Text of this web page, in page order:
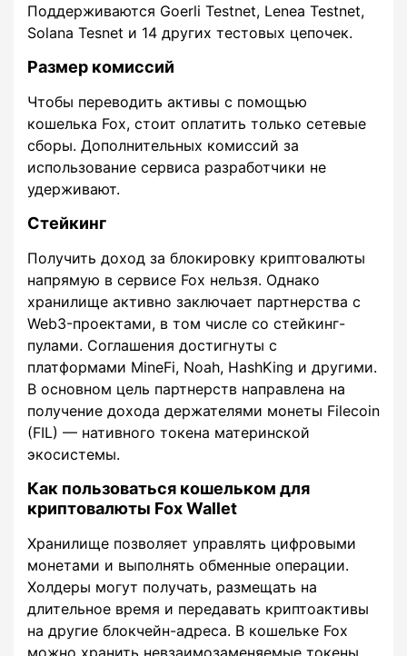
Поддерживаются Goerli Testnet, Lenea Testnet,
Solana Tesnet и 14 других тестовых цепочек.
Размер комиссий
Чтобы переводить активы с помощью
кошелька Fox, стоит оплатить только сетевые
сборы. Дополнительных комиссий за
использование сервиса разработчики не
удерживают.
Стейкинг
Получить доход за блокировку криптовалюты
напрямую в сервисе Fox нельзя. Однако
хранилище активно заключает партнерства с
Web3-проектами, в том числе со стейкинг-
пулами. Соглашения достигнуты с
платформами MineFi, Noah, HashKing и другими.
В основном цель партнерств направлена на
получение дохода держателями монеты Filecoin
(FIL) — нативного токена материнской
экосистемы.
Как пользоваться кошельком для
криптовалюты Fox Wallet
Хранилище позволяет управлять цифровыми
монетами и выполнять обменные операции.
Холдеры могут получать, размещать на
длительное время и передавать криптоактивы
на другие блокчейн-адреса. В кошельке Fox